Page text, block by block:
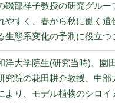
磯部祥子教授の研究グル
やすく、春から秋に働く
生態系変化の予測に役立
洋大学院生(研究当時)、園
究院の花田耕介教授、中
より、モデル植物のシロ